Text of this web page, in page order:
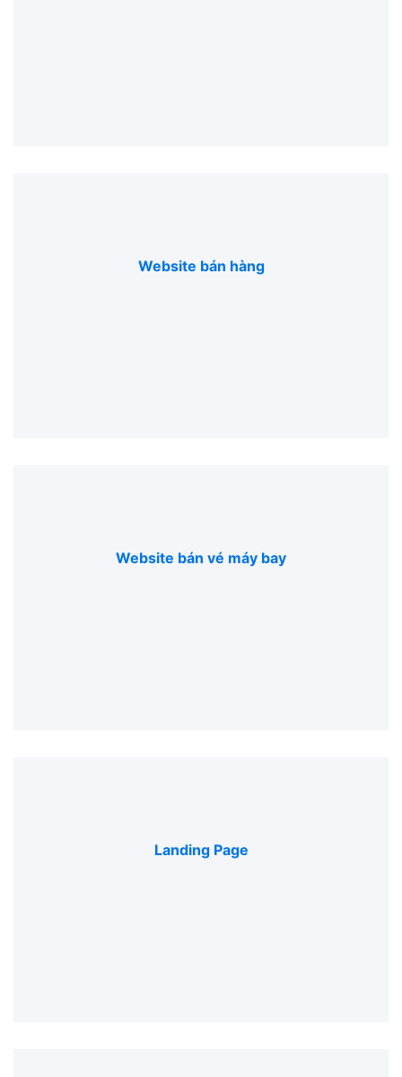
Website bán hàng
Website bán vé máy bay
Landing Page